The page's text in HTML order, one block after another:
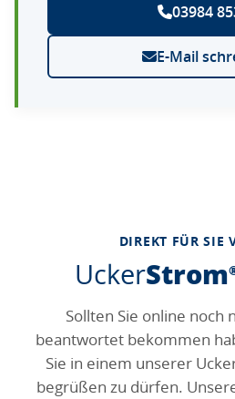
03984
E-Mail
DIREKT FÜR SIE
UckerStrom
Sollten Sie online noch
beantwortet bekommen
Sie in einem unserer
begrüßen zu dürfen.